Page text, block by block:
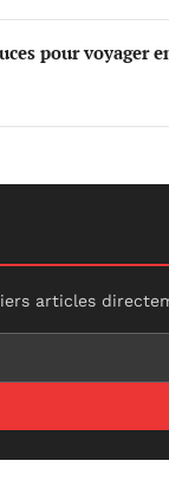
pour voyager
articles